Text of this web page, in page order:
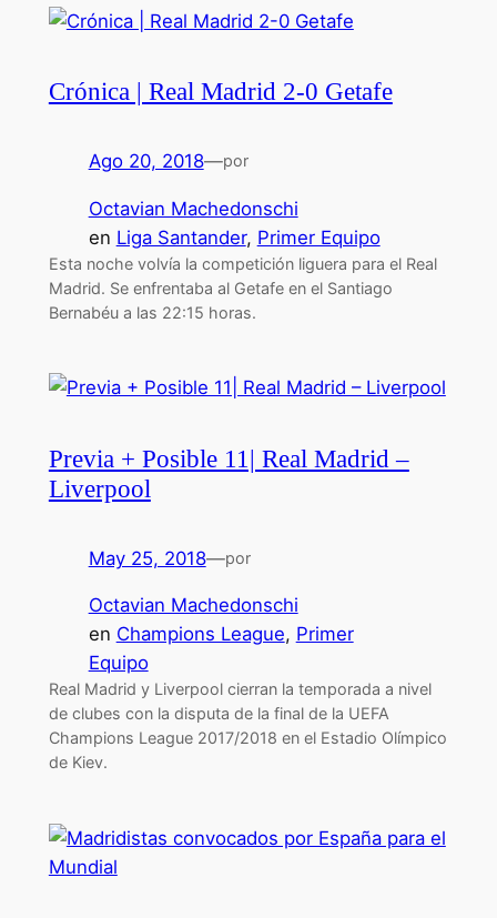
Crónica | Real Madrid 2-0 Getafe
Ago 20, 2018—por
Octavian Machedonschi
en Liga Santander, Primer Equipo
Esta noche volvía la competición liguera para el Real
Madrid. Se enfrentaba al Getafe en el Santiago
Bernabéu a las 22:15 horas.
Previa + Posible 11| Real Madrid –
Liverpool
May 25, 2018—por
Octavian Machedonschi
en Champions League, Primer
Equipo
Real Madrid y Liverpool cierran la temporada a nivel
de clubes con la disputa de la final de la UEFA
Champions League 2017/2018 en el Estadio Olímpico
de Kiev.